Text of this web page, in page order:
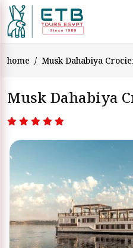
home Musk Dahabiya
Musk Dahabiya